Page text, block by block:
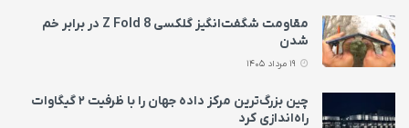
مقاومت شگفت‌انگیز گلکسی Z Fold 8 در برابر خم
شدن
چین بزرگ‌ترین مرکز داده جهان را با ظرفیت ۲ گیگاوات
راه‌اندازی کرد